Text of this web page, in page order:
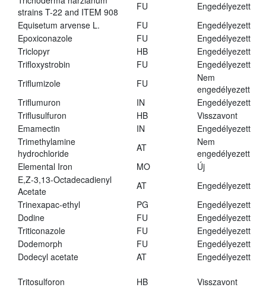
strains T-22 and ITEM 908
FU
Engedélyezett
Equisetum arvense L.
FU
Engedélyezett
Epoxiconazole
FU
Engedélyezett
Triclopyr
HB
Engedélyezett
Trifloxystrobin
FU
Engedélyezett
Triflumizole
FU
Nem
engedélyezett
Triflumuron
IN
Engedélyezett
Triflusulfuron
HB
Visszavont
Emamectin
IN
Engedélyezett
Trimethylamine
hydrochloride
AT
Nem
engedélyezett
Elemental Iron
MO
Új
E,Z-3,13-Octadecadienyl
Acetate
AT
Engedélyezett
Trinexapac-ethyl
PG
Engedélyezett
Dodine
FU
Engedélyezett
Triticonazole
FU
Engedélyezett
Dodemorph
FU
Engedélyezett
Dodecyl acetate
AT Engedélyezett
Tritosulforon HB Visszavont